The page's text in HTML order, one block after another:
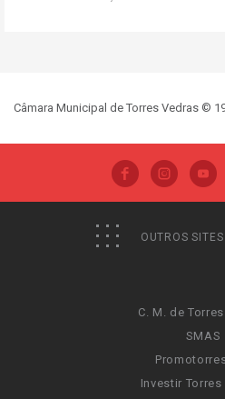
Câmara Municipal de Torres Vedras ©
OUTROS
C. M. de
SMAS
Investir Torres